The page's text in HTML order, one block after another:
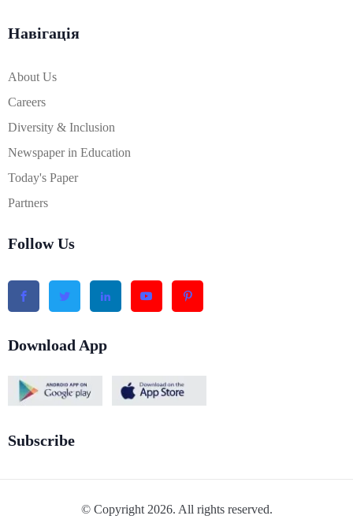
Навігація
About Us
Careers
Diversity & Inclusion
Newspaper in Education
Today's Paper
Partners
Follow Us
Download App
Subscribe
© Copyright 2026. All rights reserved.